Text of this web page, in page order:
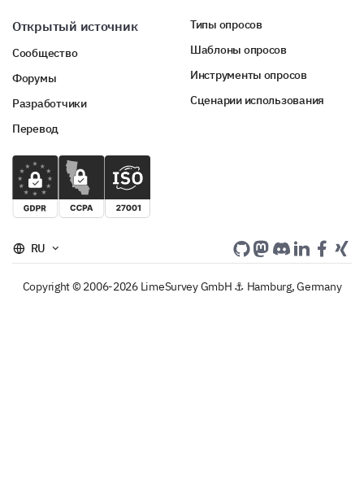
1-2 months
Final Thoughts and Suggestions
have for making our events even better.
to be covered in future events?
Открытый источник
Сообщество
Форумы
Разработчики
Перевод
Типы опросов
Шаблоны опросов
Инструменты опросов
Сценарии использования
RU
Copyright © 2006-2026 LimeSurvey GmbH ⚓ Hamburg, Germany